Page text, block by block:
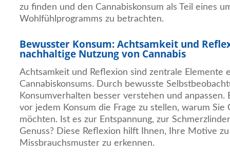
zu finden und den Cannabiskonsum als Teil eines
Wohlfühlprogramms zu betrachten.
Bewusster Konsum: Achtsamkeit und
nachhaltige Nutzung von Cannabis
Achtsamkeit und Reflexion sind zentrale Elemente
Cannabiskonsums. Durch bewusste
Konsumverhalten besser verstehen und anpassen.
vor jedem Konsum die Frage zu stellen, warum Sie
möchten. Ist es zur Entspannung, zur
Genuss? Diese Reflexion hilft Ihnen, Ihre Motive
Missbrauchsmuster zu erkennen.